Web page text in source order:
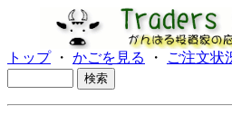
トップ・ かごを見る ・ ご注文状